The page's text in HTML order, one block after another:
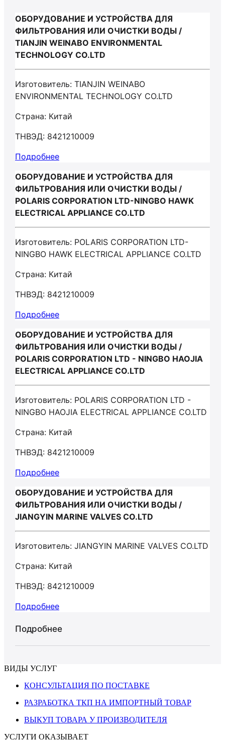
ОБОРУДОВАНИЕ И УСТРОЙСТВА ДЛЯ
ФИЛЬТРОВАНИЯ ИЛИ ОЧИСТКИ ВОДЫ /
TIANJIN WEINABO ENVIRONMENTAL
TECHNOLOGY CO.LTD
Изготовитель: TIANJIN WEINABO
ENVIRONMENTAL TECHNOLOGY CO.LTD
Страна: Китай
ТНВЭД: 8421210009
Подробнее
ОБОРУДОВАНИЕ И УСТРОЙСТВА ДЛЯ
ФИЛЬТРОВАНИЯ ИЛИ ОЧИСТКИ ВОДЫ /
POLARIS CORPORATION LTD-NINGBO HAWK
ELECTRICAL APPLIANCE CO.LTD
Изготовитель: POLARIS CORPORATION LTD-
NINGBO HAWK ELECTRICAL APPLIANCE CO.LTD
Страна: Китай
ТНВЭД: 8421210009
Подробнее
ОБОРУДОВАНИЕ И УСТРОЙСТВА ДЛЯ
ФИЛЬТРОВАНИЯ ИЛИ ОЧИСТКИ ВОДЫ /
POLARIS CORPORATION LTD - NINGBO HAOJIA
ELECTRICAL APPLIANCE CO.LTD
Изготовитель: POLARIS CORPORATION LTD -
NINGBO HAOJIA ELECTRICAL APPLIANCE CO.LTD
Страна: Китай
ТНВЭД: 8421210009
Подробнее
ОБОРУДОВАНИЕ И УСТРОЙСТВА ДЛЯ
ФИЛЬТРОВАНИЯ ИЛИ ОЧИСТКИ ВОДЫ /
JIANGYIN MARINE VALVES CO.LTD
Изготовитель: JIANGYIN MARINE VALVES CO.LTD
Страна: Китай
ТНВЭД: 8421210009
Подробнее
Подробнее
ВИДЫ УСЛУГ
КОНСУЛЬТАЦИЯ ПО ПОСТАВКЕ
РАЗРАБОТКА ТКП НА ИМПОРТНЫЙ ТОВАР
ВЫКУП ТОВАРА У ПРОИЗВОДИТЕЛЯ
УСЛУГИ ОКАЗЫВАЕТ